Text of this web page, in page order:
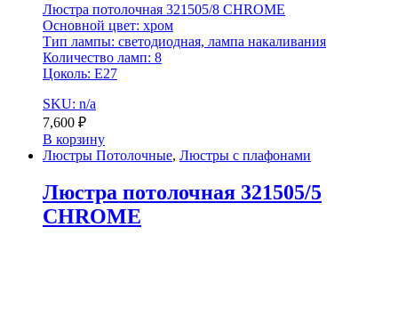
Люстра потолочная 321505/8 CHROME
Основной цвет: хром
Тип лампы: светодиодная, лампа накаливания
Количество ламп: 8
Цоколь: E27
SKU: n/a
7,600 ₽
В корзину
Люстры Потолочные, Люстры с плафонами
Люстра потолочная 321505/5
CHROME